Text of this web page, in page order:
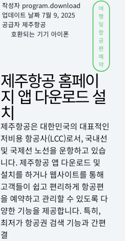
작성자 program.download
업데이트 날짜 7월 9, 2025
공급자 제주항공
호환되는 기기 아이폰
여
행
및
항
공
편
예
약
제주항공 홈페이
지 앱 다운로드 설
치
제주항공은 대한민국의 대표적인
저비용 항공사(LCC)로서, 국내선
및 국제선 노선을 운항하고 있습
니다. 제주항공 앱 다운로드 및
설치를 하거나 웹사이트를 통해
고객들이 쉽고 편리하게 항공편
을 예약하고 관리할 수 있도록 다
양한 기능을 제공합니다. 특히,
최저가 항공권 검색 기능과 간편
결